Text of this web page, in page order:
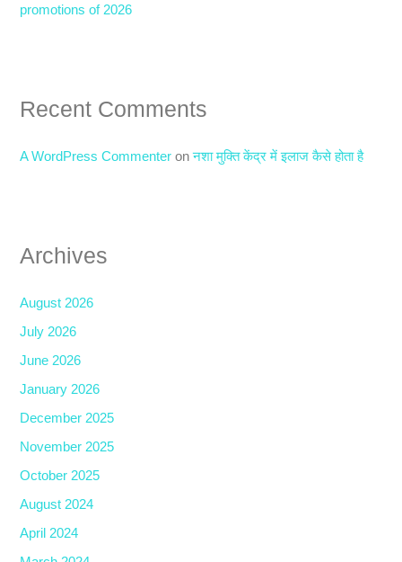
promotions of 2026
Recent Comments
A WordPress Commenter onनशा मुक्ति केंद्र में इलाज कैसे होता है
Archives
August 2026
July 2026
June 2026
January 2026
December 2025
November 2025
October 2025
August 2024
April 2024